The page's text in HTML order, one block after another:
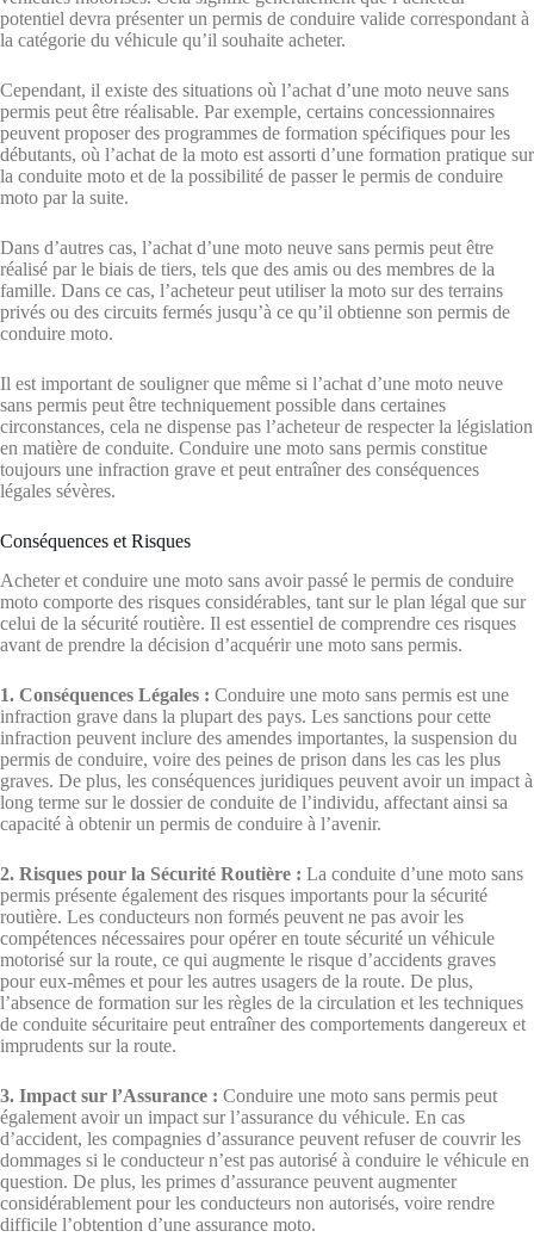
potentiel devra présenter un permis de conduire valide correspondant à
la catégorie du véhicule qu’il souhaite acheter.
Cependant, il existe des situations où l’achat d’une moto neuve sans
permis peut être réalisable. Par exemple, certains concessionnaires
peuvent proposer des programmes de formation spécifiques pour les
débutants, où l’achat de la moto est assorti d’une formation pratique sur
la conduite moto et de la possibilité de passer le permis de conduire
moto par la suite.
Dans d’autres cas, l’achat d’une moto neuve sans permis peut être
réalisé par le biais de tiers, tels que des amis ou des membres de la
famille. Dans ce cas, l’acheteur peut utiliser la moto sur des terrains
privés ou des circuits fermés jusqu’à ce qu’il obtienne son permis de
conduire moto.
Il est important de souligner que même si l’achat d’une moto neuve
sans permis peut être techniquement possible dans certaines
circonstances, cela ne dispense pas l’acheteur de respecter la législation
en matière de conduite. Conduire une moto sans permis constitue
toujours une infraction grave et peut entraîner des conséquences
légales sévères.
Conséquences et Risques
Acheter et conduire une moto sans avoir passé le permis de conduire
moto comporte des risques considérables, tant sur le plan légal que sur
celui de la sécurité routière. Il est essentiel de comprendre ces risques
avant de prendre la décision d’acquérir une moto sans permis.
1. Conséquences Légales : Conduire une moto sans permis est une
infraction grave dans la plupart des pays. Les sanctions pour cette
infraction peuvent inclure des amendes importantes, la suspension du
permis de conduire, voire des peines de prison dans les cas les plus
graves. De plus, les conséquences juridiques peuvent avoir un impact à
long terme sur le dossier de conduite de l’individu, affectant ainsi sa
capacité à obtenir un permis de conduire à l’avenir.
2. Risques pour la Sécurité Routière : La conduite d’une moto sans
permis présente également des risques importants pour la sécurité
routière. Les conducteurs non formés peuvent ne pas avoir les
compétences nécessaires pour opérer en toute sécurité un véhicule
motorisé sur la route, ce qui augmente le risque d’accidents graves
pour eux-mêmes et pour les autres usagers de la route. De plus,
l’absence de formation sur les règles de la circulation et les techniques
de conduite sécuritaire peut entraîner des comportements dangereux et
imprudents sur la route.
3. Impact sur l’Assurance : Conduire une moto sans permis peut
également avoir un impact sur l’assurance du véhicule. En cas
d’accident, les compagnies d’assurance peuvent refuser de couvrir les
dommages si le conducteur n’est pas autorisé à conduire le véhicule en
question. De plus, les primes d’assurance peuvent augmenter
considérablement pour les conducteurs non autorisés, voire rendre
difficile l’obtention d’une assurance moto.